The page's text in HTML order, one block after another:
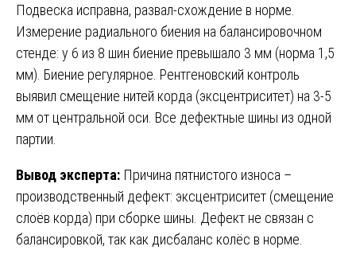
Подвеска исправна, развал-схождение в норме.
Измерение радиального биения на балансировочном
стенде: у 6 из 8 шин биение превышало 3 мм (норма 1,5
мм). Биение регулярное. Рентгеновский контроль
выявил смещение нитей корда (эксцентриситет) на 3-5
мм от центральной оси. Все дефектные шины из одной
партии.
Вывод эксперта: Причина пятнистого износа –
производственный дефект: эксцентриситет (смещение
слоёв корда) при сборке шины. Дефект не связан с
балансировкой, так как дисбаланс колёс в норме.